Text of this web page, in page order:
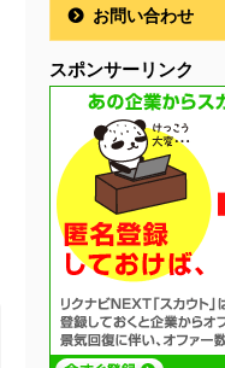
お問い合わせ
スポンサーリンク